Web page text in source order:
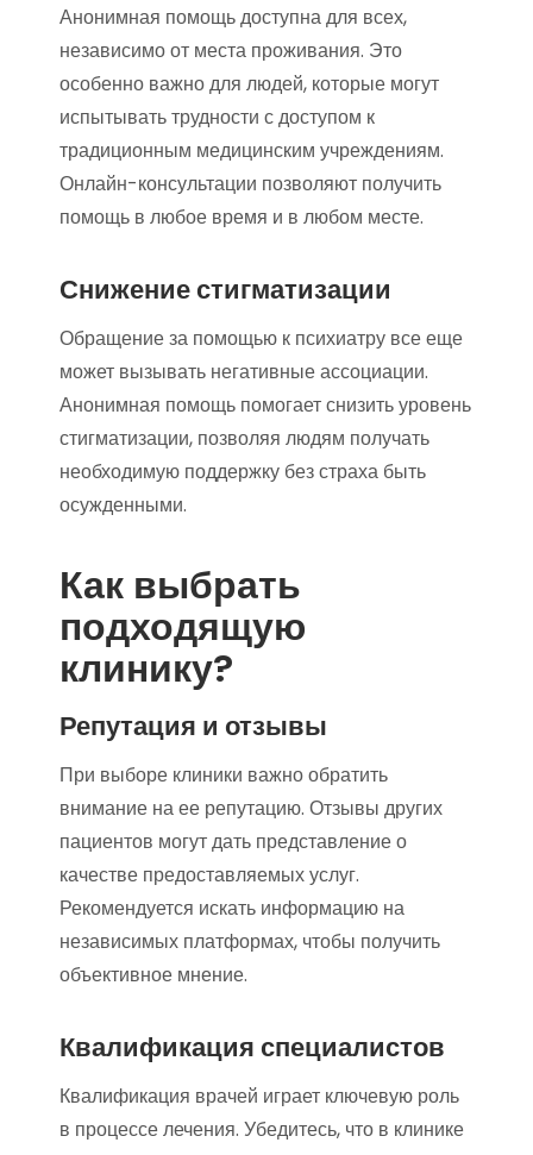
Анонимная помощь доступна для всех,
независимо от места проживания. Это
особенно важно для людей, которые могут
испытывать трудности с доступом к
традиционным медицинским учреждениям.
Онлайн-консультации позволяют получить
помощь в любое время и в любом месте.
Снижение стигматизации
Обращение за помощью к психиатру все еще
может вызывать негативные ассоциации.
Анонимная помощь помогает снизить уровень
стигматизации, позволяя людям получать
необходимую поддержку без страха быть
осужденными.
Как выбрать
подходящую
клинику?
Репутация и отзывы
При выборе клиники важно обратить
внимание на ее репутацию. Отзывы других
пациентов могут дать представление о
качестве предоставляемых услуг.
Рекомендуется искать информацию на
независимых платформах, чтобы получить
объективное мнение.
Квалификация специалистов
Квалификация врачей играет ключевую роль
в процессе лечения. Убедитесь, что в клинике